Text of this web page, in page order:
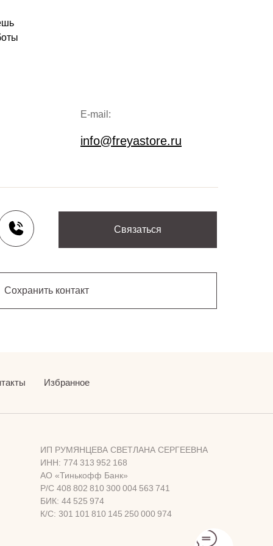
E-mail:
info@freyastore.ru
Связаться
Сохранить контакт
Избранное
ИП РУМЯНЦЕВА СВЕТЛАНА СЕРГЕЕВНА
ИНН: 774 313 952 168
АО «Тинькофф Банк»
Р/С 408 802 810 300 004 563 741
БИК: 44 525 974
К/С: 301 101 810 145 250 000 974